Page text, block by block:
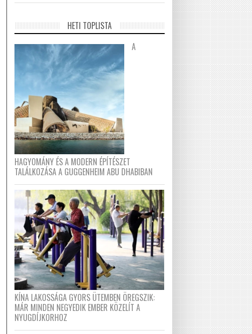
HETI TOPLISTA
A
HAGYOMÁNY ÉS A MODERN ÉPÍTÉSZET
TALÁLKOZÁSA A GUGGENHEIM ABU DHABIBAN
KÍNA LAKOSSÁGA GYORS ÜTEMBEN ÖREGSZIK:
MÁR MINDEN NEGYEDIK EMBER KÖZELÍT A
NYUGDÍJKORHOZ